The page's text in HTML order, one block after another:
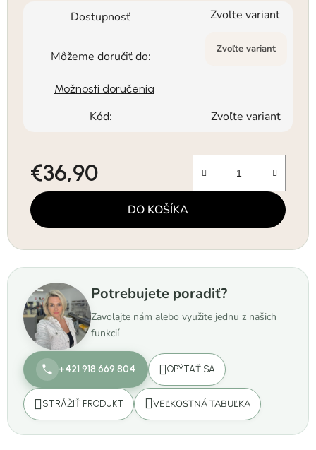
Dostupnosť Zvoľte variant
Môžeme doručiť do: Zvoľte variant
Možnosti doručenia
Kód: Zvoľte variant
€36,90
Jednotková cena:
DO KOŠÍKA
Potrebujete poradiť?
Zavolajte nám alebo využite jednu z našich
funkcií
+421 918 669 804 OPÝTAŤ SA
STRÁŽIŤ PRODUKT VEĽKOSTNÁ TABUĽKA